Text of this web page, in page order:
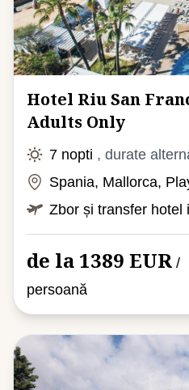
Hotel Riu San
Adults Only
7 nopti , durate
Spania, Mallorca,
Zbor și transfer hotel
de la 1389 EUR /
persoană